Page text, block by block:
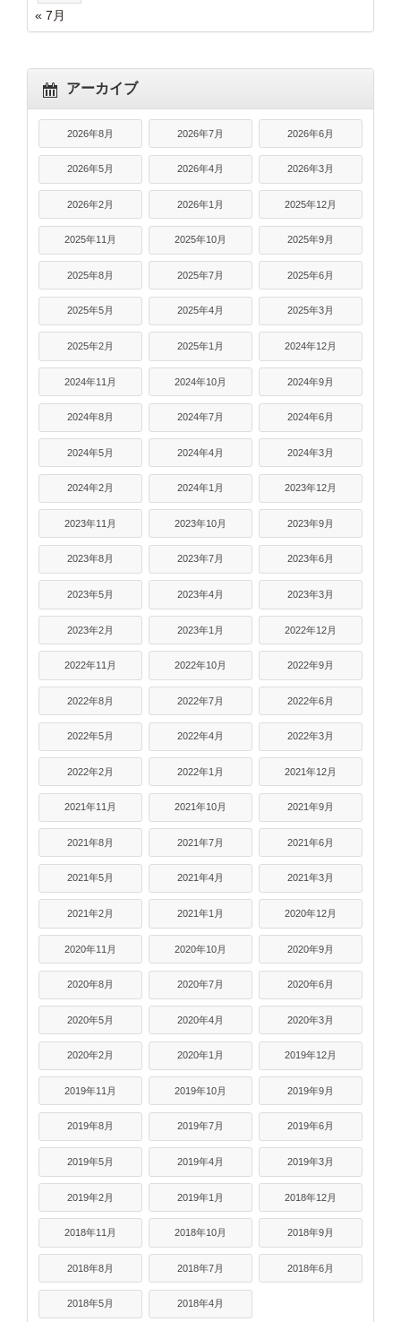
« 7月
アーカイブ
2026年8月 2026年7月 2026年6月
2026年5月 2026年4月 2026年3月
2026年2月 2026年1月 2025年12月
2025年11月 2025年10月 2025年9月
2025年8月 2025年7月 2025年6月
2025年5月 2025年4月 2025年3月
2025年2月 2025年1月 2024年12月
2024年11月 2024年10月 2024年9月
2024年8月 2024年7月 2024年6月
2024年5月 2024年4月 2024年3月
2024年2月 2024年1月 2023年12月
2023年11月 2023年10月 2023年9月
2023年8月 2023年7月 2023年6月
2023年5月 2023年4月 2023年3月
2023年2月 2023年1月 2022年12月
2022年11月 2022年10月 2022年9月
2022年8月 2022年7月 2022年6月
2022年5月 2022年4月 2022年3月
2022年2月 2022年1月 2021年12月
2021年11月 2021年10月 2021年9月
2021年8月 2021年7月 2021年6月
2021年5月 2021年4月 2021年3月
2021年2月 2021年1月 2020年12月
2020年11月 2020年10月 2020年9月
2020年8月 2020年7月 2020年6月
2020年5月 2020年4月 2020年3月
2020年2月 2020年1月 2019年12月
2019年11月 2019年10月 2019年9月
2019年8月 2019年7月 2019年6月
2019年5月 2019年4月 2019年3月
2019年2月 2019年1月 2018年12月
2018年11月 2018年10月 2018年9月
2018年8月 2018年7月 2018年6月
2018年5月 2018年4月